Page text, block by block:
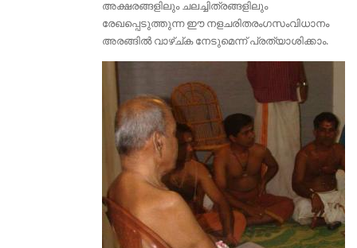
അക്ഷരങ്ങളിലും ചലച്ചിത്രങ്ങളിലും
രേഖപ്പെടുത്തുന്ന ഈ നളചരിതരംഗസംവിധാനം
അരങ്ങില്‍ വാഴ്ച്ക നേടുമെന്ന് പ്രത്യാശിക്കാം.